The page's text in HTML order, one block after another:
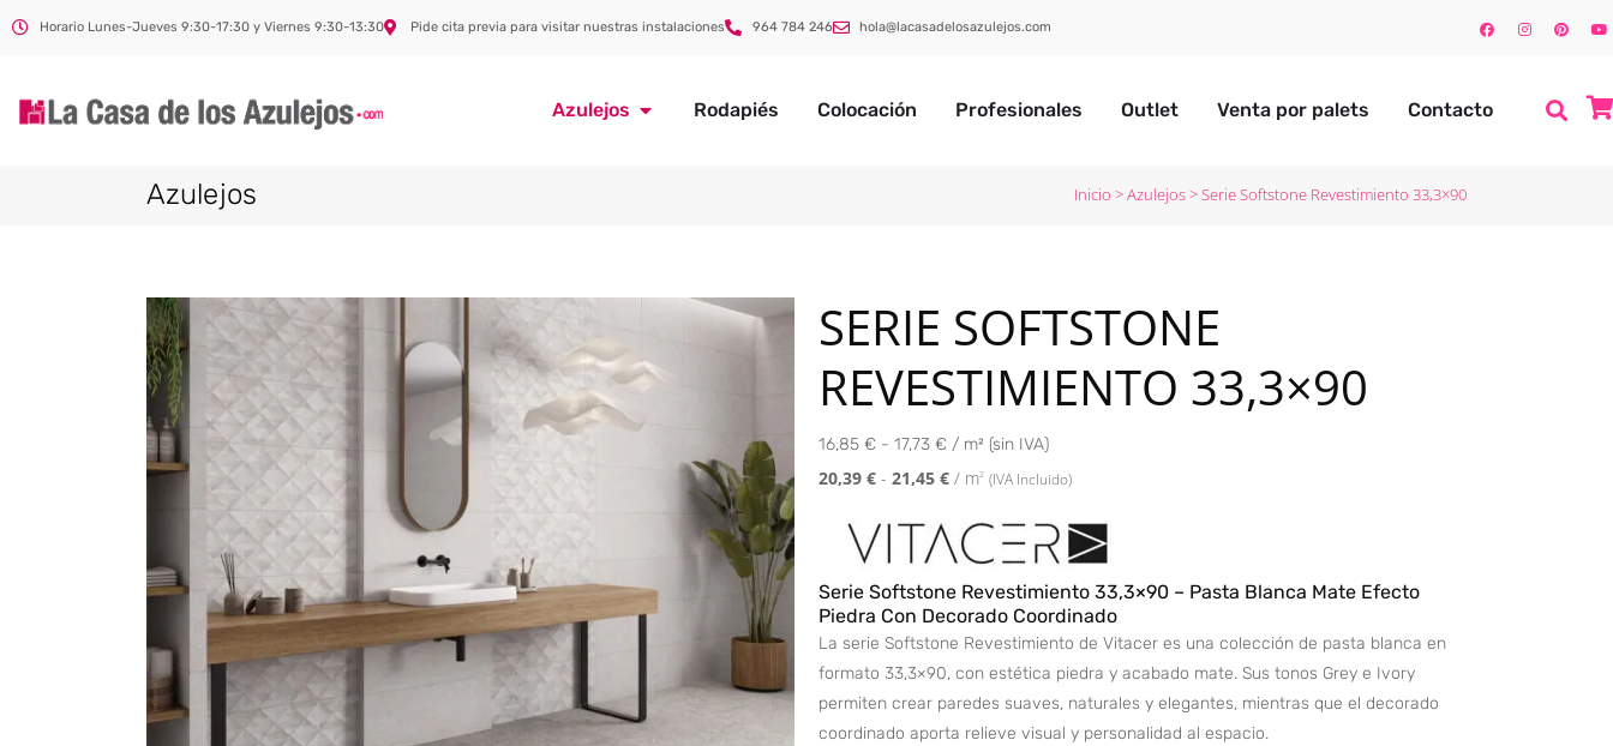
Horario Lunes-Jueves 9:30-17:30 y Viernes 9:30-13:30 Pide cita previa para visitar nuestras instalaciones 964 784 246 hola@lacasadelosazulejos.com
Azulejos Rodapiés Colocación Profesionales Outlet Venta por palets Contacto
Azulejos Inicio >Azulejos>Serie Softstone Revestimiento 33,3×90
SERIE SOFTSTONE
REVESTIMIENTO 33,3×90
16,85 € - 17,73 € / m² (sin IVA)
20,39 € - 21,45 € / m2 (IVA Incluido)
Serie Softstone Revestimiento 33,3×90 – Pasta Blanca Mate Efecto
Piedra Con Decorado Coordinado
La serie Softstone Revestimiento de Vitacer es una colección de pasta blanca en
formato 33,3×90, con estética piedra y acabado mate. Sus tonos Grey e Ivory
permiten crear paredes suaves, naturales y elegantes, mientras que el decorado
coordinado aporta relieve visual y personalidad al espacio.